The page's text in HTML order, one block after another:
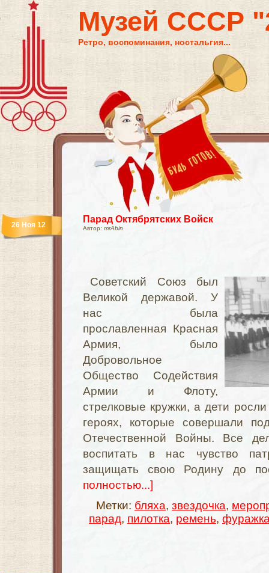
Музей СССР
Ретро, воспоминания, ностальгия...
Парад Октябрятских Войск
Автор: mrAbin
26 Ноя 12
Советский Союз был
Великой державой. У
нас была
прославленная Красная
Армия, было
Добровольное
Общество Содействия
Армии и Флоту,
стрелковые кружки, а дети
героях, которые совершали
Отечественной Войны. Все
воспитать в нас чувство
защищать свою Родину до
полностью...]
Метки: бляха, звездочка,
парад, пилотка, ремень,